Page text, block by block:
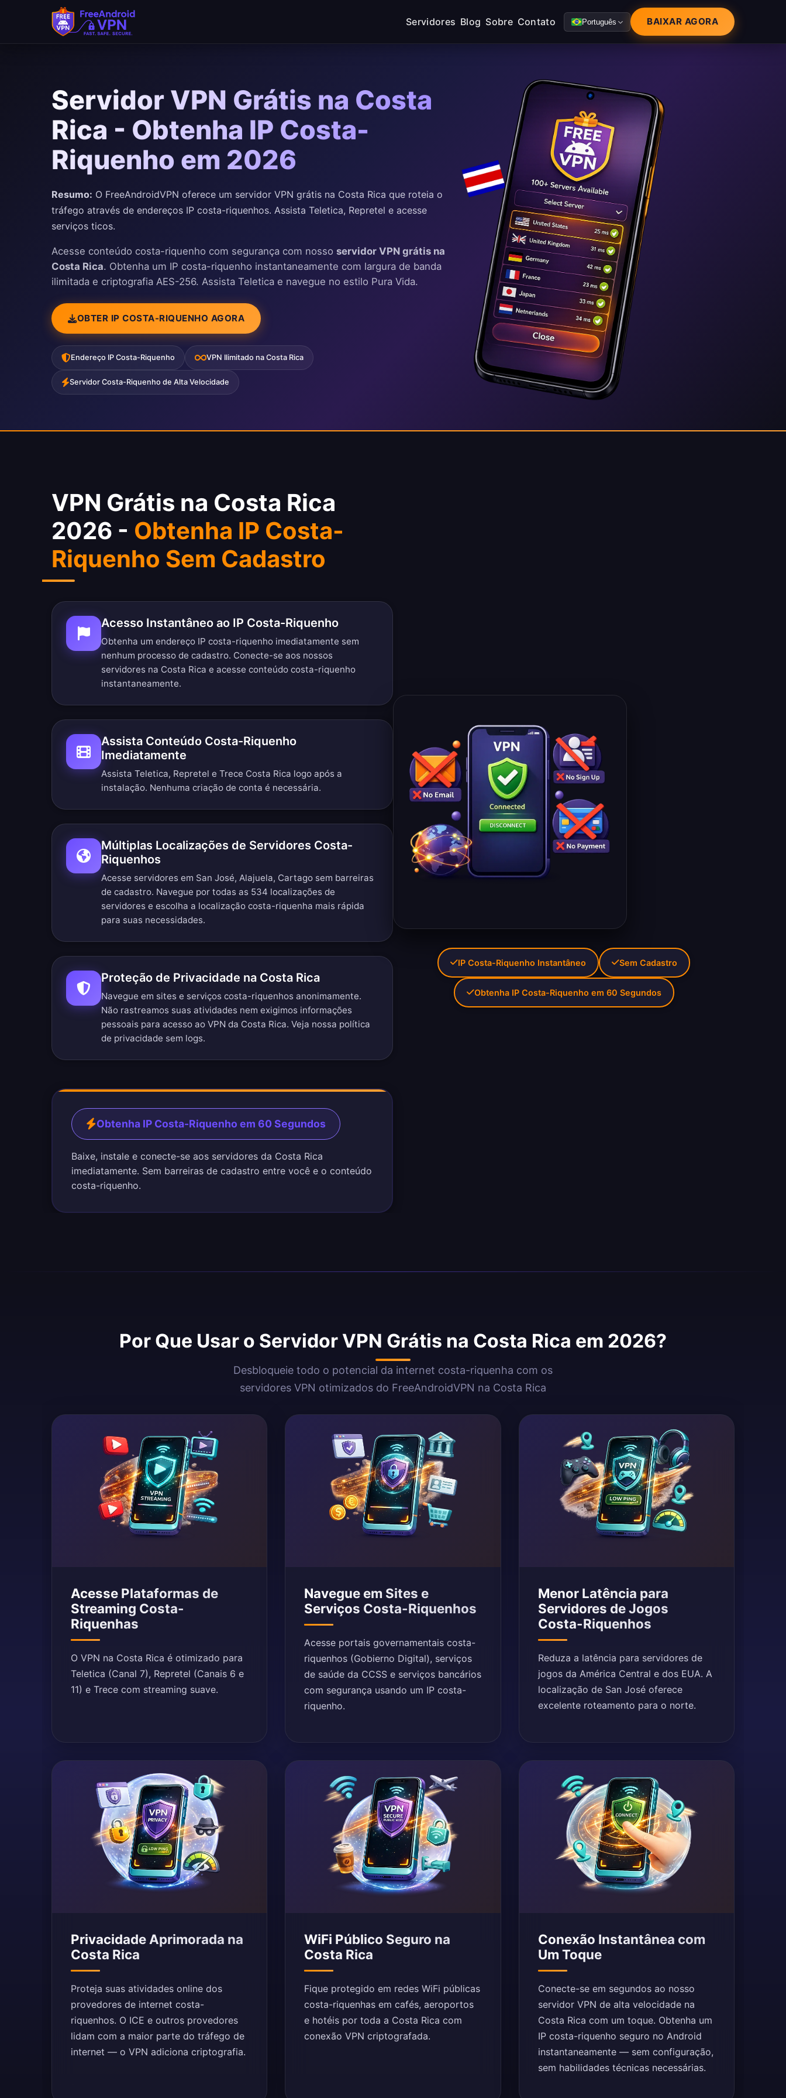
Ir para o conteúdo principal
Servidores Blog Sobre Contato Português BAIXAR AGORA
Servidor VPN Grátis na Costa
Rica - Obtenha IP Costa-
Riquenho em 2026
Resumo: O FreeAndroidVPN oferece um servidor VPN grátis na Costa Rica que roteia o
tráfego através de endereços IP costa-riquenhos. Assista Teletica, Repretel e acesse
serviços ticos.
Acesse conteúdo costa-riquenho com segurança com nosso servidor VPN grátis na
Costa Rica. Obtenha um IP costa-riquenho instantaneamente com largura de banda
ilimitada e criptografia AES-256. Assista Teletica e navegue no estilo Pura Vida.
OBTER IP COSTA-RIQUENHO AGORA
Endereço IP Costa-Riquenho VPN Ilimitado na Costa Rica
Servidor Costa-Riquenho de Alta Velocidade
VPN Grátis na Costa Rica
2026 - Obtenha IP Costa-
Riquenho Sem Cadastro
Acesso Instantâneo ao IP Costa-Riquenho
Obtenha um endereço IP costa-riquenho imediatamente sem
nenhum processo de cadastro. Conecte-se aos nossos
servidores na Costa Rica e acesse conteúdo costa-riquenho
instantaneamente.
Assista Conteúdo Costa-Riquenho
Imediatamente
Assista Teletica, Repretel e Trece Costa Rica logo após a
instalação. Nenhuma criação de conta é necessária.
Múltiplas Localizações de Servidores Costa-
Riquenhos
Acesse servidores em San José, Alajuela, Cartago sem barreiras
de cadastro. Navegue por todas as 534 localizações de
servidores e escolha a localização costa-riquenha mais rápida
para suas necessidades.
Proteção de Privacidade na Costa Rica
Navegue em sites e serviços costa-riquenhos anonimamente.
Não rastreamos suas atividades nem exigimos informações
pessoais para acesso ao VPN da Costa Rica. Veja nossa política
de privacidade sem logs.
Obtenha IP Costa-Riquenho em 60 Segundos
Baixe, instale e conecte-se aos servidores da Costa Rica
imediatamente. Sem barreiras de cadastro entre você e o conteúdo
costa-riquenho.
IP Costa-Riquenho Instantâneo Sem Cadastro
Obtenha IP Costa-Riquenho em 60 Segundos
Por Que Usar o Servidor VPN Grátis na Costa Rica em 2026?
Desbloqueie todo o potencial da internet costa-riquenha com os
servidores VPN otimizados do FreeAndroidVPN na Costa Rica
Acesse Plataformas de
Streaming Costa-
Riquenhas
O VPN na Costa Rica é otimizado para
Teletica (Canal 7), Repretel (Canais 6 e
11) e Trece com streaming suave.
Navegue em Sites e
Serviços Costa-Riquenhos
Acesse portais governamentais costa-
riquenhos (Gobierno Digital), serviços
de saúde da CCSS e serviços bancários
com segurança usando um IP costa-
riquenho.
Menor Latência para
Servidores de Jogos
Costa-Riquenhos
Reduza a latência para servidores de
jogos da América Central e dos EUA. A
localização de San José oferece
excelente roteamento para o norte.
Privacidade Aprimorada na
Costa Rica
Proteja suas atividades online dos
provedores de internet costa-
riquenhos. O ICE e outros provedores
lidam com a maior parte do tráfego de
internet — o VPN adiciona criptografia.
WiFi Público Seguro na
Costa Rica
Fique protegido em redes WiFi públicas
costa-riquenhas em cafés, aeroportos
e hotéis por toda a Costa Rica com
conexão VPN criptografada.
Conexão Instantânea com
Um Toque
Conecte-se em segundos ao nosso
servidor VPN de alta velocidade na
Costa Rica com um toque. Obtenha um
IP costa-riquenho seguro no Android
instantaneamente — sem configuração,
sem habilidades técnicas necessárias.